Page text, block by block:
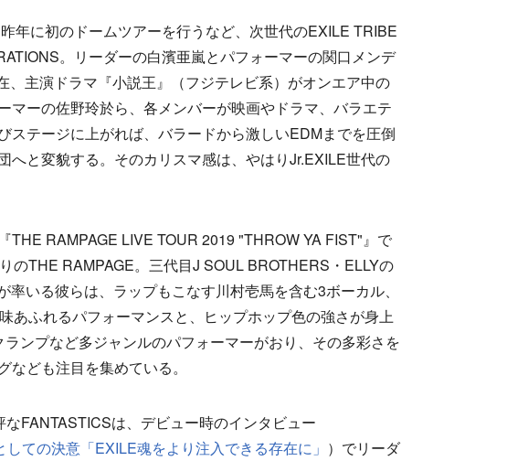
年に初のドームツアーを行うなど、次世代のEXILE TRIBE
。リーダーの白濱亜嵐とパフォーマーの関口メンデ
、主演ドラマ『小説王』（フジテレビ系）がオンエア中の
マーの佐野玲於ら、各メンバーが映画やドラマ、バラエテ
ステージに上がれば、バラードから激しいEDMまでを圧倒
へと変貌する。そのカリスマ感は、やはりJr.EXILE世代の
RAMPAGE LIVE TOUR 2019 "THROW YA FIST"』で
のTHE RAMPAGE。三代目J SOUL BROTHERS・ELLYの
いる彼らは、ラップもこなす川村壱馬を含む3ボーカル、
あふれるパフォーマンスと、ヒップホップ色の強さが身上
ンプなど多ジャンルのパフォーマーがおり、その多彩さを
ども注目を集めている。
FANTASTICSは、デビュー時のインタビュー
しての決意「EXILE魂をより注入できる存在に」 ）でリーダ